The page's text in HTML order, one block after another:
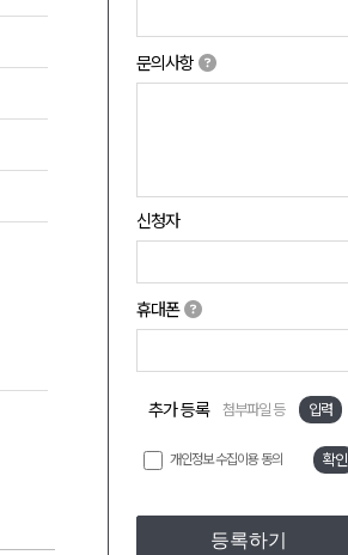
문의사항
신청자
휴대폰
추가 등록 첨부파일 등 입력
개인정보 수집이용 동의 확인
등록하기